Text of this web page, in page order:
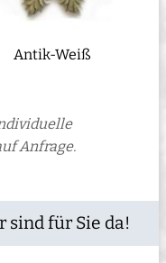
Antik-Weiß
Anfrage.
sind für Sie da!